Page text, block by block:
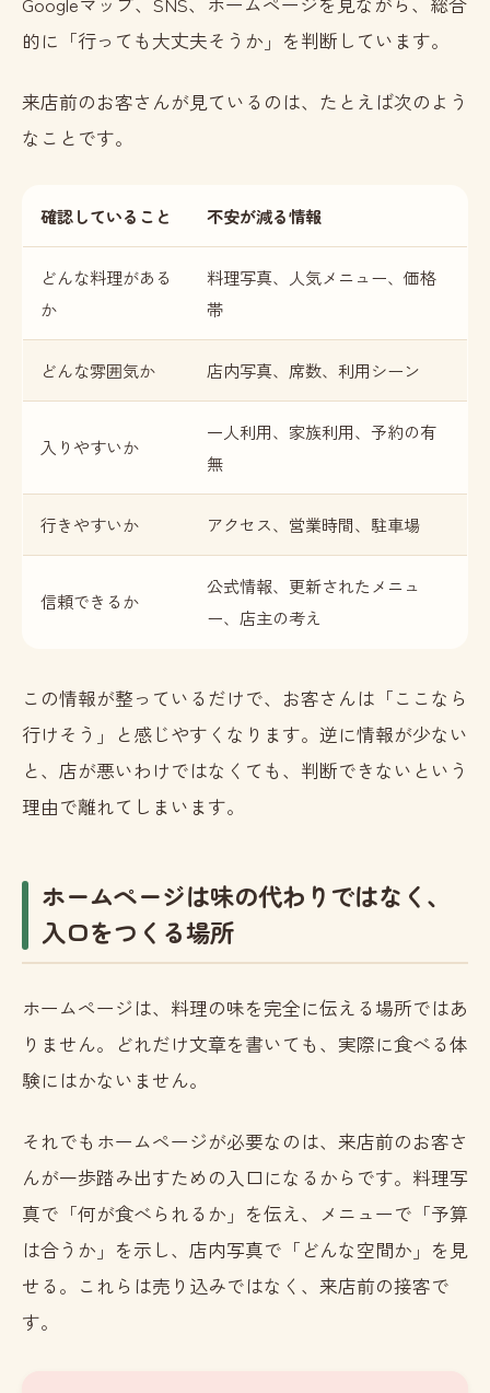
的に「行っても大丈夫そうか」を判断しています。
来店前のお客さんが見ているのは、たとえば次のよう
なことです。
確認していること 不安が減る情報
どんな料理がある
か
料理写真、人気メニュー、価格
帯
どんな雰囲気か 店内写真、席数、利用シーン
入りやすいか
一人利用、家族利用、予約の有
無
行きやすいか アクセス、営業時間、駐車場
信頼できるか
公式情報、更新されたメニュ
ー、店主の考え
この情報が整っているだけで、お客さんは「ここなら
行けそう」と感じやすくなります。逆に情報が少ない
と、店が悪いわけではなくても、判断できないという
理由で離れてしまいます。
ホームページは味の代わりではなく、
入口をつくる場所
ホームページは、料理の味を完全に伝える場所ではあ
りません。どれだけ文章を書いても、実際に食べる体
験にはかないません。
それでもホームページが必要なのは、来店前のお客さ
んが一歩踏み出すための入口になるからです。料理写
真で「何が食べられるか」を伝え、メニューで「予算
は合うか」を示し、店内写真で「どんな空間か」を見
せる。これらは売り込みではなく、来店前の接客で
す。